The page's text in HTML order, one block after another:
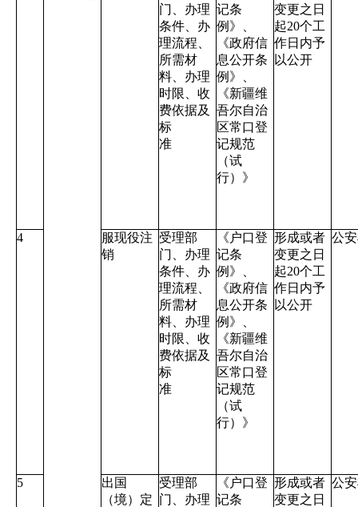
门、办理
条件、办
理流程、
所需材
料、办理
时限、收
费依据及
标
准
记条
例》、
《政府信
息公开条
例》、
《新疆维
吾尔自治
区常口登
记规范
（试
行）》
变更之日
起20个工
作日内予
以公开
4
服现役注
销
受理部
门、办理
条件、办
理流程、
所需材
料、办理
时限、收
费依据及
标
准
《户口登
记条
例》、
《政府信
息公开条
例》、
《新疆维
吾尔自治
区常口登
记规范
（试
行）》
形成或者
变更之日
起20个工
作日内予
以公开
公
5
出国
（境）定
受理部
门、办理
《户口登
记条
形成或者
变更之日
公